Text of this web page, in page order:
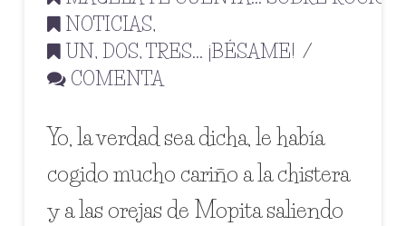
NOTICIAS,
UN, DOS, TRES... ¡BÉSAME!
COMENTA
Yo, la verdad sea dicha, le había
cogido mucho cariño a la chistera
y a las orejas de Mopita saliendo